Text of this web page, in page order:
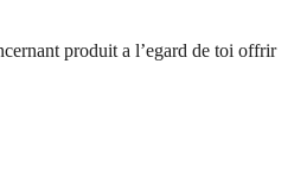
produit a l’egard de toi offrir